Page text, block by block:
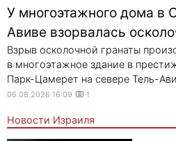
У многоэтажного дома в
Авиве взорвалась
Взрыв осколочной гранаты
в многоэтажное здание в
Парк-Цамерет на севере Тель-
06.08.2026 16:09 1
Новости Израиля